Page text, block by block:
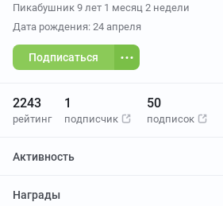
Пикабушник 9 лет 1 месяц 2 недели
Дата рождения: 24 апреля
Подписаться
2243
рейтинг
1
подписчик
50
подписок
Активность
отредактировал
Награды